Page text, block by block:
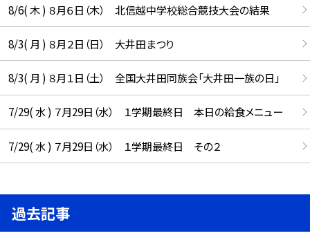
8/6( 木 ) ８月６日（木） 北信越中学校総合競技大会の結果
8/3( 月 ) ８月２日（日） 大井田まつり
8/3( 月 ) ８月１日（土） 全国大井田同族会「大井田一族の日」
7/29( 水 ) ７月29日（水） １学期最終日 本日の給食メニュー
7/29( 水 ) ７月29日（水） １学期最終日 その２
過去記事